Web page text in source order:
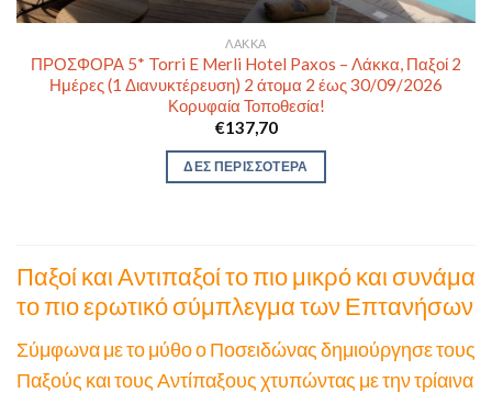
ΛΆΚΚΑ
ΠΡΟΣΦΟΡΑ 5* Torri E Merli Hotel Paxos – Λάκκα, Παξοί 2
Ημέρες (1 Διανυκτέρευση) 2 άτομα 2 έως 30/09/2026
Κορυφαία Τοποθεσία!
€137,70
ΔΕΣ ΠΕΡΙΣΣΟΤΕΡΑ
Παξοί και Αντιπαξοί το πιο μικρό και συνάμα
το πιο ερωτικό σύμπλεγμα των Επτανήσων
Σύμφωνα με το μύθο ο Ποσειδώνας δημιούργησε τους
Παξούς και τους Αντίπαξους χτυπώντας με την τρίαινα